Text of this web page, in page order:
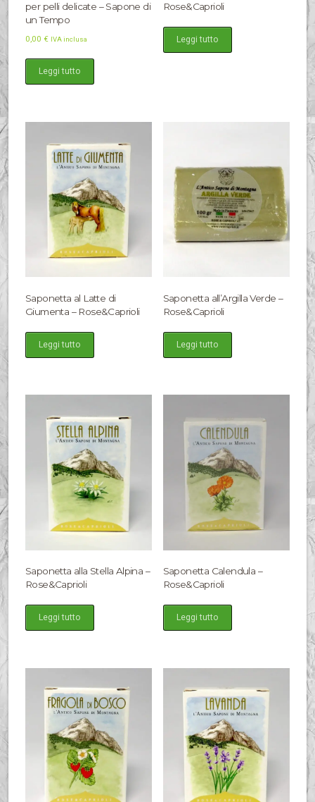
per pelli delicate – Sapone di
un Tempo
0,00 € IVA inclusa
Leggi tutto
Rose&Caprioli
Leggi tutto
Saponetta al Latte di
Giumenta – Rose&Caprioli
Leggi tutto
Saponetta all’Argilla Verde –
Rose&Caprioli
Leggi tutto
Saponetta alla Stella Alpina –
Rose&Caprioli
Leggi tutto
Saponetta Calendula –
Rose&Caprioli
Leggi tutto